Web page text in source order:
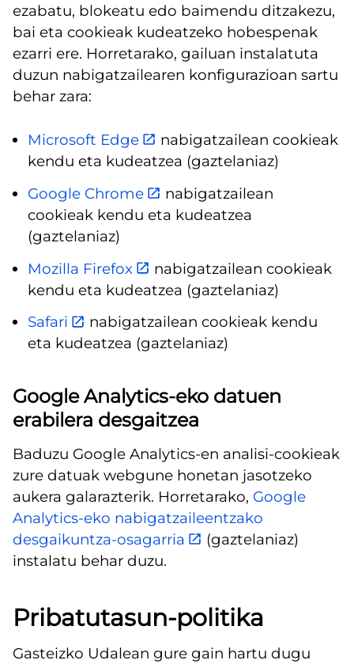
ezabatu, blokeatu edo baimendu ditzakezu,
bai eta cookieak kudeatzeko hobespenak
ezarri ere. Horretarako, gailuan instalatuta
duzun nabigatzailearen konfigurazioan sartu
behar zara:
Microsoft Edge
nabigatzailean cookieak
kendu eta kudeatzea (gaztelaniaz)
Google Chrome
nabigatzailean
cookieak kendu eta kudeatzea
(gaztelaniaz)
Mozilla Firefox
nabigatzailean cookieak
kendu eta kudeatzea (gaztelaniaz)
Safari
nabigatzailean cookieak kendu
eta kudeatzea (gaztelaniaz)
Google Analytics-eko datuen
erabilera desgaitzea
Baduzu Google Analytics-en analisi-cookieak
zure datuak webgune honetan jasotzeko
aukera galarazterik. Horretarako, Google
Analytics-eko nabigatzaileentzako
desgaikuntza-osagarria
(gaztelaniaz)
instalatu behar duzu.
Pribatutasun-politika
Gasteizko Udalean gure gain hartu dugu